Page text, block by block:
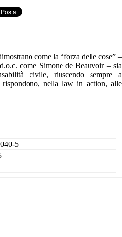
come la “forza delle cose” –
come Simone de Beauvoir – sia
civile, riuscendo sempre a
nella law in action, alle
5